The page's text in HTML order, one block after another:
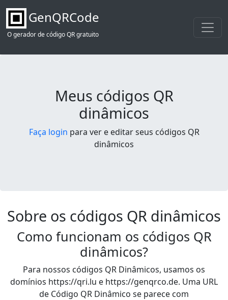
GenQRCode
O gerador de código QR gratuito
Meus códigos QR
dinâmicos
Faça login para ver e editar seus códigos QR
dinâmicos
Sobre os códigos QR dinâmicos
Como funcionam os códigos QR
dinâmicos?
Para nossos códigos QR Dinâmicos, usamos os
domínios https://qri.lu e https://genqrco.de. Uma URL
de Código QR Dinâmico se parece com